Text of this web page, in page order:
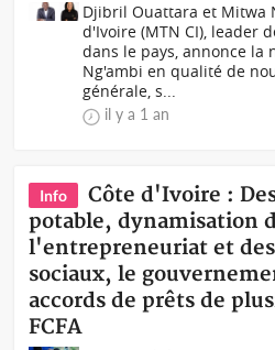
Djibril Ouattara et Mitwa
d'Ivoire (MTN CI), leader
dans le pays, annonce la
Ng'ambi en qualité de
générale, s...
il y a 1 an
Info
Côte d'Ivoire :
potable, dynamisation
l'entrepreneuriat et
sociaux, le
accords de prêts de
FCFA